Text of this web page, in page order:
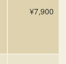
¥7,900